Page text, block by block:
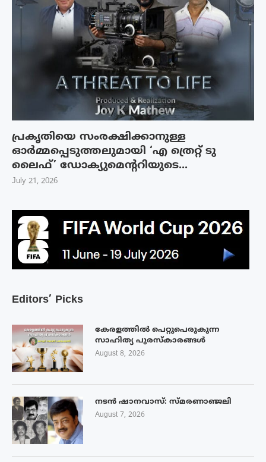
Editors’ Picks
കേരളത്തിൽ പെറ്റുപെരുകുന്ന
സാഹിത്യ പുരസ്‌കാരങ്ങൾ
August 8, 2026
നടൻ ഷാനവാസ്: സ്മരണാഞ്ജലി
August 7, 2026
പ്രകൃതിയെ സംരക്ഷിക്കാനുള്ള
ഓർമ്മപ്പെടുത്തലുമായി ‘എ ത്രെറ്റ് ടു
ലൈഫ്’ ഡോക്യുമെന്ററിയുടെ...
July 21, 2026